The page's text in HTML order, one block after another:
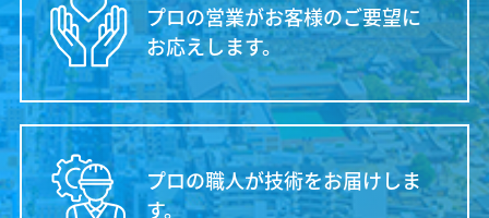
クレジットカード決済ＯＫです。
プロの営業がお客様のご要望に
お応えします。